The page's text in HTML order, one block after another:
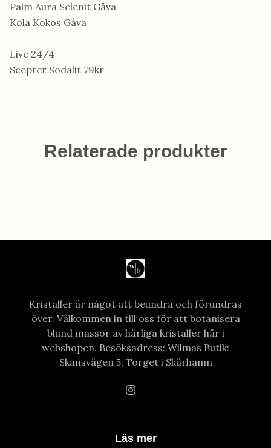
Palm Aura Selenit Gåva
Kola Kokos Gåva
Live 24/4
Scepter Sodalit 79kr
Relaterade produkter
Kristaller är något att beundra och förundras
över. Välkommen in till oss för att botanisera
bland massor av härliga kristaller här i
webshopen. Besöksadress: Wilmas Butik:
Skansvägen 5, Torget i Skärhamn
Läs mer